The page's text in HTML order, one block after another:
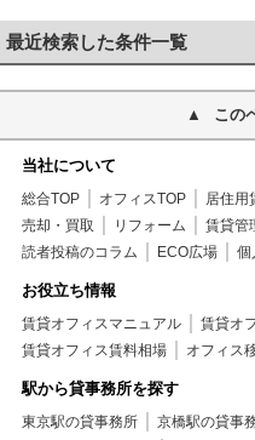
最近検索した条件一覧
この
当社について
総合TOP オフィスTOP 居住用
売却・買取
リフォーム 賃貸管
読者投稿のコラム
ECO広場 個
お役立ち情報
賃貸オフィスマニュアル
賃貸オ
賃貸オフィス賃料相場
オフィス
駅から貸事務所を探す
東京駅の貸事務所 京橋駅の貸事